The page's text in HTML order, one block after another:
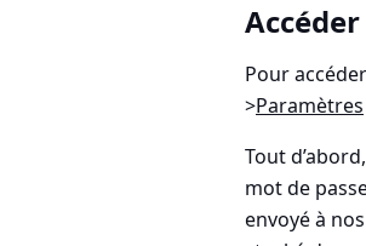
Pour
>Paramètres
Tout
mot de
envoyé à